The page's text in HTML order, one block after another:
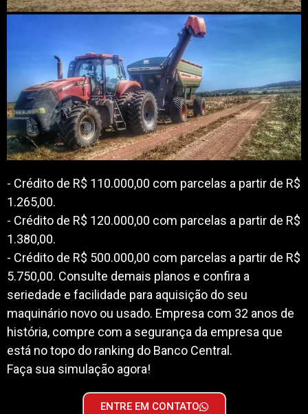
- Crédito de R$ 110.000,00 com parcelas a partir de R$
1.265,00.
- Crédito de R$ 120.000,00 com parcelas a partir de R$
1.380,00.
- Crédito de R$ 500.000,00 com parcelas a partir de R$
5.750,00. Consulte demais planos e confira a
seriedade e facilidade para aquisição do seu
maquinário novo ou usado. Empresa com 32 anos de
história, compre com a segurança da empresa que
está no topo do ranking do Banco Central.
Faça sua simulação agora!
ENTRE EM CONTATO